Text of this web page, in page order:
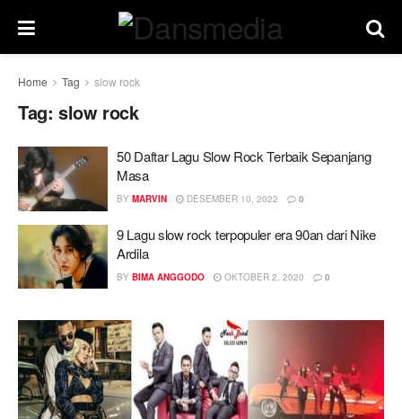
Home Tag slow rock
Tag: slow rock
50 Daftar Lagu Slow Rock Terbaik Sepanjang
Masa
BY MARVIN DESEMBER 10, 2022 0
9 Lagu slow rock terpopuler era 90an dari Nike
Ardila
BY BIMA ANGGODO OKTOBER 2, 2020 0